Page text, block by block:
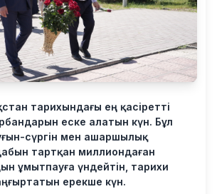
тарихындағы ең қасіретті
еске алатын күн. Бұл
сүргін мен ашаршылық
тартқан миллиондаған
ұмытпауға үндейтін, тарихи
ерекше күн.